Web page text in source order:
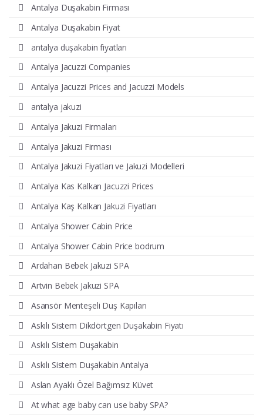
Antalya Duşakabin Firması
Antalya Duşakabin Fiyat
antalya duşakabin fiyatları
Antalya Jacuzzi Companies
Antalya Jacuzzi Prices and Jacuzzi Models
antalya jakuzi
Antalya Jakuzi Firmaları
Antalya Jakuzi Firması
Antalya Jakuzi Fiyatları ve Jakuzi Modelleri
Antalya Kas Kalkan Jacuzzi Prices
Antalya Kaş Kalkan Jakuzi Fiyatları
Antalya Shower Cabin Price
Antalya Shower Cabin Price bodrum
Ardahan Bebek Jakuzi SPA
Artvin Bebek Jakuzi SPA
Asansör Menteşeli Duş Kapıları
Askılı Sistem Dikdörtgen Duşakabin Fiyatı
Askılı Sistem Duşakabin
Askılı Sistem Duşakabin Antalya
Aslan Ayaklı Özel Bağımsız Küvet
At what age baby can use baby SPA?